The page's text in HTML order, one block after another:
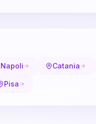
Napoli Catania
Pisa